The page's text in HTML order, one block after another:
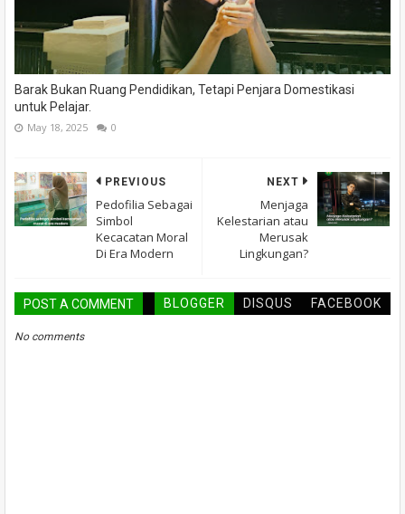
Barak Bukan Ruang Pendidikan, Tetapi Penjara Domestikasi
untuk Pelajar.
May 18, 2025 0
NEXT
Menjaga
Kelestarian atau
Merusak
Lingkungan?
PREVIOUS
Pedofilia Sebagai
Simbol
Kecacatan Moral
Di Era Modern
POST A COMMENT BLOGGER DISQUS FACEBOOK
No comments